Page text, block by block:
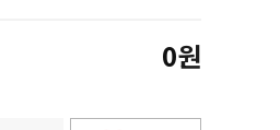
0원